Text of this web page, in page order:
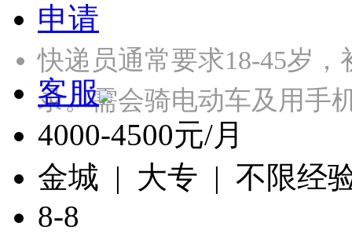
申请
快递员通常要求18-45岁
录‌。需会骑电动车及用
客服
4000-4500元/月
金城 | 大专 | 不限经
8-8